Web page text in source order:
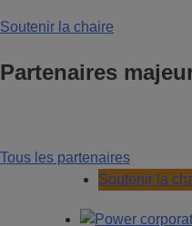
Soutenir la chaire
Partenaires
Tous les partenaires
Soutenir la